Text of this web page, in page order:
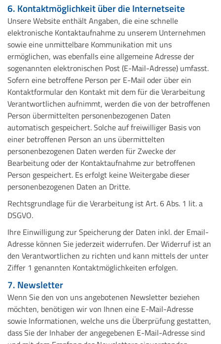
6. Kontaktmöglichkeit über die Internetseite
Unsere Website enthält Angaben, die eine schnelle
elektronische Kontaktaufnahme zu unserem Unternehmen
sowie eine unmittelbare Kommunikation mit uns
ermöglichen, was ebenfalls eine allgemeine Adresse der
sogenannten elektronischen Post (E-Mail-Adresse) umfasst.
Sofern eine betroffene Person per E-Mail oder über ein
Kontaktformular den Kontakt mit dem für die Verarbeitung
Verantwortlichen aufnimmt, werden die von der betroffenen
Person übermittelten personenbezogenen Daten
automatisch gespeichert. Solche auf freiwilliger Basis von
einer betroffenen Person an uns übermittelten
personenbezogenen Daten werden für Zwecke der
Bearbeitung oder der Kontaktaufnahme zur betroffenen
Person gespeichert. Es erfolgt keine Weitergabe dieser
personenbezogenen Daten an Dritte.
Rechtsgrundlage für die Verarbeitung ist Art. 6 Abs. 1 lit. a
DSGVO.
Ihre Einwilligung zur Speicherung der Daten inkl. der Email-
Adresse können Sie jederzeit widerrufen. Der Widerruf ist an
den Verantwortlichen zu richten und kann mittels der unter
Ziffer 1 genannten Kontaktmöglichkeiten erfolgen.
7. Newsletter
Wenn Sie den von uns angebotenen Newsletter beziehen
möchten, benötigen wir von Ihnen eine E-Mail-Adresse
sowie Informationen, welche uns die Überprüfung gestatten,
dass Sie der Inhaber der angegebenen E-Mail-Adresse sind